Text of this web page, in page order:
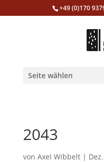
+49 (0)170
Seite wählen
2043
von Axel Wibbelt|